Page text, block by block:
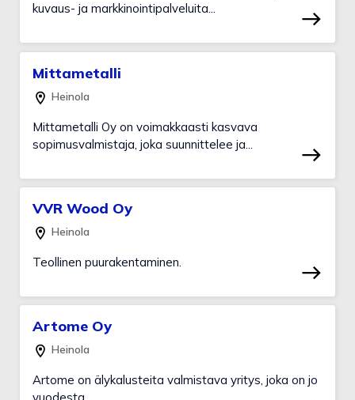
kuvaus- ja markkinointipalveluita...
Mittametalli
Heinola
Mittametalli Oy on voimakkaasti kasvava
sopimusvalmistaja, joka suunnittelee ja...
VVR Wood Oy
Heinola
Teollinen puurakentaminen.
Artome Oy
Heinola
Artome on älykalusteita valmistava yritys, joka on jo